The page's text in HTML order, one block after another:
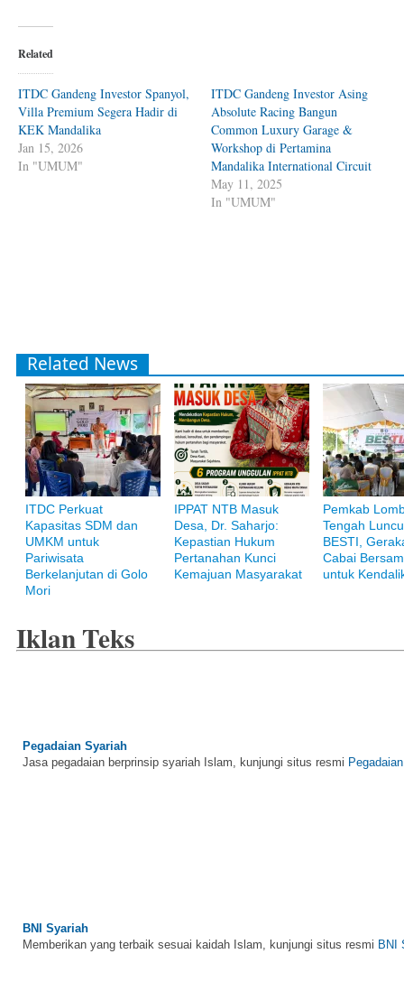
Related
ITDC Gandeng Investor Spanyol,
Villa Premium Segera Hadir di
KEK Mandalika
Jan 15, 2026
In "UMUM"
ITDC Gandeng Investor Asing
Absolute Racing Bangun
Common Luxury Garage &
Workshop di Pertamina
Mandalika International Circuit
May 11, 2025
In "UMUM"
Related News
ITDC Perkuat
Kapasitas SDM dan
UMKM untuk
Pariwisata
Berkelanjutan di Golo
Mori
IPPAT NTB Masuk
Desa, Dr. Saharjo:
Kepastian Hukum
Pertanahan Kunci
Kemajuan Masyarakat
Pemkab
Tengah
BESTI,
Cabai
untuk
Iklan Teks
Bank Muamalat
Raih ketenangan dengan akses yang luas di Bank Muamalat